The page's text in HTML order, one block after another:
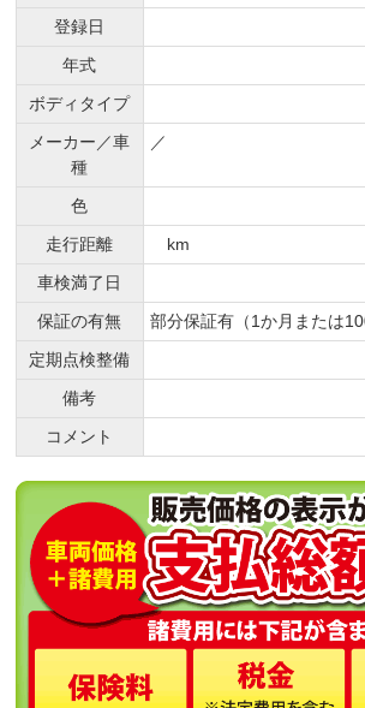
登録日
年式
ボディタイプ
メーカー／車
種
／
色
走行距離
km
車検満了日
保証の有無
部分保証有（1か月または
定期点検整備
備考
コメント